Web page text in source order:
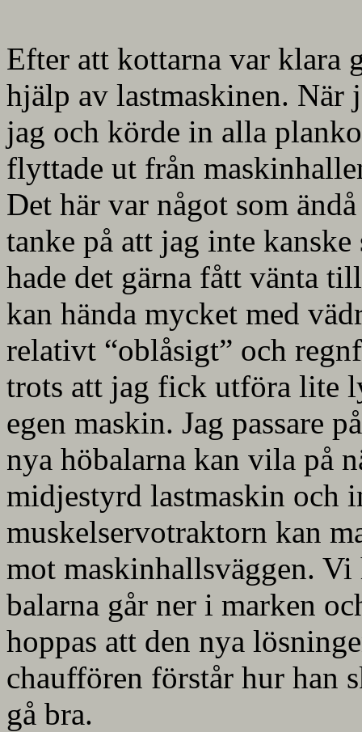
Efter att kottarna var klara
hjälp av lastmaskinen. När
jag och körde in alla
flyttade ut från
Det här var något som
tanke på att jag inte
hade det gärna fått vänta
kan hända mycket med
relativt “oblåsigt” och
trots att jag fick utföra lite
egen maskin. Jag passare
nya höbalarna kan vila på
midjestyrd lastmaskin och
muskelservotraktorn kan
mot maskinhallsväggen.
balarna går ner i marken
hoppas att den nya
chauffören förstår hur han
gå bra.